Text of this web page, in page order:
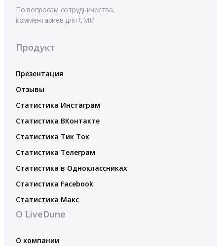
По вопросам сотрудничества,
комментариев для СМИ
Продукт
Презентация
Отзывы
Статистика Инстаграм
Статистика ВКонтакте
Статистика Тик Ток
Статистика Телеграм
Статистика в Одноклассниках
Статистика Facebook
Статистика Макс
О LiveDune
О компании